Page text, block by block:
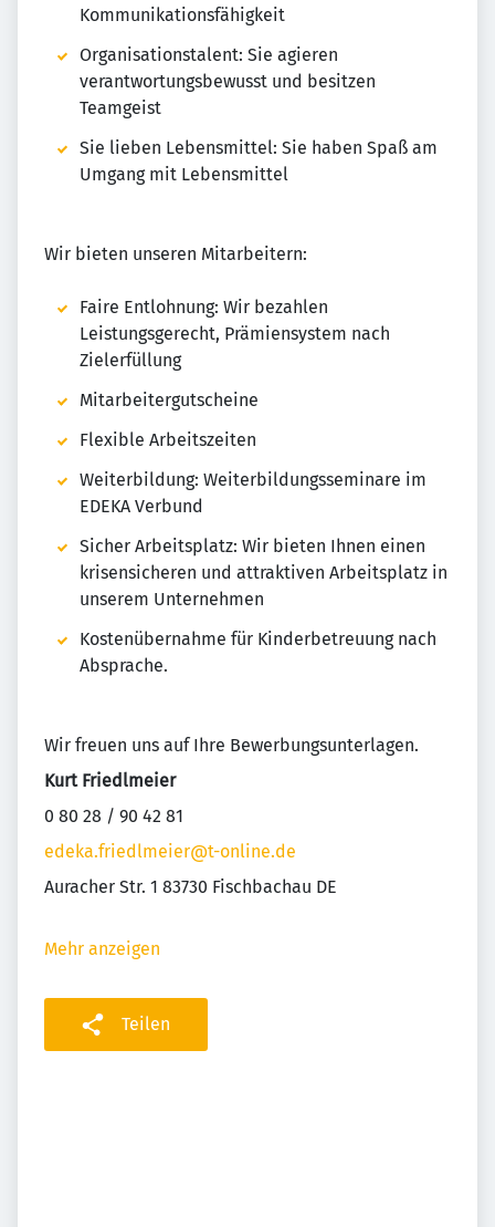
Kommunikationsfähigkeit
Organisationstalent: Sie agieren
verantwortungsbewusst und besitzen
Teamgeist
Sie lieben Lebensmittel: Sie haben Spaß am
Umgang mit Lebensmittel
Wir bieten unseren Mitarbeitern:
Faire Entlohnung: Wir bezahlen
Leistungsgerecht, Prämiensystem nach
Zielerfüllung
Mitarbeitergutscheine
Flexible Arbeitszeiten
Weiterbildung: Weiterbildungsseminare im
EDEKA Verbund
Sicher Arbeitsplatz: Wir bieten Ihnen einen
krisensicheren und attraktiven Arbeitsplatz in
unserem Unternehmen
Kostenübernahme für Kinderbetreuung nach
Absprache.
Wir freuen uns auf Ihre Bewerbungsunterlagen.
Kurt Friedlmeier
0 80 28 / 90 42 81
edeka.friedlmeier@t-online.de
Auracher Str. 1 83730 Fischbachau DE
Mehr anzeigen
Teilen